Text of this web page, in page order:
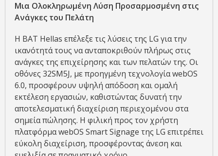
Μια Ολοκληρωμένη Λύση Προσαρμοσμένη στις
Ανάγκες του Πελάτη
Η BAT Hellas επέλεξε τις λύσεις της LG για την
ικανότητά τους να ανταποκριθούν πλήρως στις
ανάγκες της επιχείρησης και των πελατών της. Οι
οθόνες 32SM5J, με προηγμένη τεχνολογία webOS
6.0, προσφέρουν υψηλή απόδοση και ομαλή
εκτέλεση εργασιών, καθιστώντας δυνατή την
αποτελεσματική διαχείριση περιεχομένου στα
σημεία πώλησης. Η φιλική προς τον χρήστη
πλατφόρμα webOS Smart Signage της LG επιτρέπει
εύκολη διαχείριση, προσφέροντας άνεση και